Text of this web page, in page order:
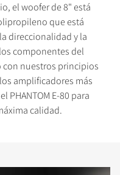
el woofer de 8" está
que está
direccionalidad y la
componentes del
con nuestros principios
amplificadores más
E-80 para
calidad.